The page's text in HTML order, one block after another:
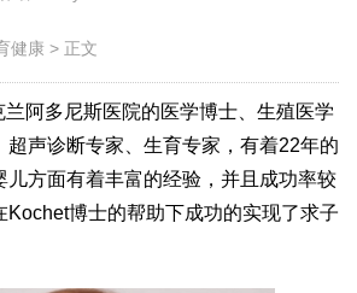
健康 > 正文
阿多尼斯医院的医学博士、生殖医学
超声诊断专家、生育专家，有着22年的
儿方面有着丰富的经验，并且成功率较
Kochet博士的帮助下成功的实现了求子